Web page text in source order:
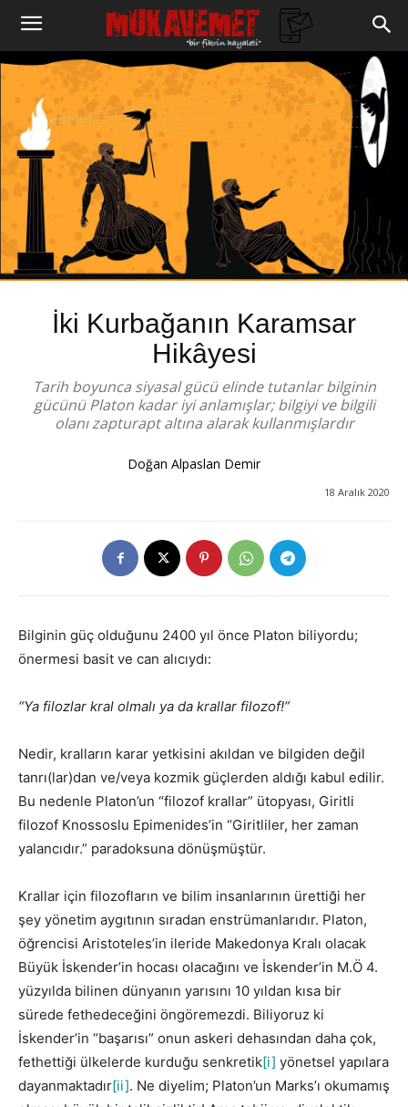
İki Kurbağanın Karamsar
Hikâyesi
Tarih boyunca siyasal gücü elinde tutanlar bilginin
gücünü Platon kadar iyi anlamışlar; bilgiyi ve bilgili
olanı zapturapt altına alarak kullanmışlardır
Doğan Alpaslan Demir
18 Aralık 2020
Bilginin güç olduğunu 2400 yıl önce Platon biliyordu;
önermesi basit ve can alıcıydı:
“Ya filozlar kral olmalı ya da krallar filozof!”
Nedir, kralların karar yetkisini akıldan ve bilgiden değil
tanrı(lar)dan ve/veya kozmik güçlerden aldığı kabul edilir.
Bu nedenle Platon’un “filozof krallar” ütopyası, Giritli
filozof Knossoslu Epimenides’in “Giritliler, her zaman
yalancıdır.” paradoksuna dönüşmüştür.
Krallar için filozofların ve bilim insanlarının ürettiği her
şey yönetim aygıtının sıradan enstrümanlarıdır. Platon,
öğrencisi Aristoteles’in ileride Makedonya Kralı olacak
Büyük İskender’in hocası olacağını ve İskender’in M.Ö 4.
yüzyılda bilinen dünyanın yarısını 10 yıldan kısa bir
sürede fethedeceğini öngöremezdi. Biliyoruz ki
İskender’in “başarısı” onun askeri dehasından daha çok,
fethettiği ülkelerde kurduğu senkretik[i] yönetsel yapılara
dayanmaktadır[ii]. Ne diyelim; Platon’un Marks’ı okumamış